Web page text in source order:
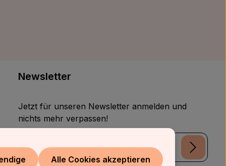
Newsletter
Jetzt für unseren Newsletter anmelden und
nichts mehr verpassen!
Alle Cookies akzeptieren